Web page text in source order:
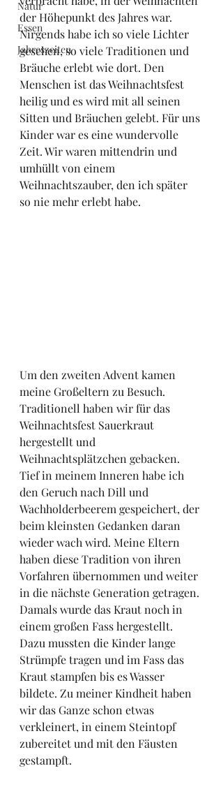
Natur
Essen
Jahreszeiten
der Höhepunkt des Jahres war.
Nirgends habe ich so viele Lichter
gesehen, so viele Traditionen und
Bräuche erlebt wie dort. Den
Menschen ist das Weihnachtsfest
heilig und es wird mit all seinen
Sitten und Bräuchen gelebt. Für uns
Kinder war es eine wundervolle
Zeit. Wir waren mittendrin und
umhüllt von einem
Weihnachtszauber, den ich später
so nie mehr erlebt habe.
Um den zweiten Advent kamen
meine Großeltern zu Besuch.
Traditionell haben wir für das
Weihnachtsfest Sauerkraut
hergestellt und
Weihnachtsplätzchen gebacken.
Tief in meinem Inneren habe ich
den Geruch nach Dill und
Wachholderbeerem gespeichert, der
beim kleinsten Gedanken daran
wieder wach wird. Meine Eltern
haben diese Tradition von ihren
Vorfahren übernommen und weiter
in die nächste Generation getragen.
Damals wurde das Kraut noch in
einem großen Fass hergestellt.
Dazu mussten die Kinder lange
Strümpfe tragen und im Fass das
Kraut stampfen bis es Wasser
bildete. Zu meiner Kindheit haben
wir das Ganze schon etwas
verkleinert, in einem Steintopf
zubereitet und mit den Fäusten
gestampft.